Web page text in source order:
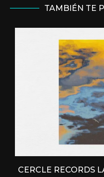
TAMBIÉN TE
CERCLE RECORDS